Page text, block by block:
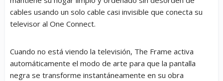
cables usando un solo cable casi invisible que conecta su
televisor al One Connect.
Cuando no está viendo la televisión, The Frame activa
automáticamente el modo de arte para que la pantalla
negra se transforme instantáneamente en su obra